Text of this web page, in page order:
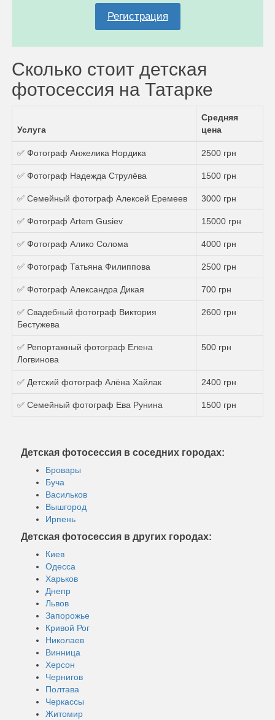
Регистрация
Сколько стоит детская
фотосессия на Татарке
Услуга
Средняя
цена
✅ Фотограф Анжелика Нордика 2500 грн
✅ Фотограф Надежда Струлёва 1500 грн
✅ Семейный фотограф Алексей Еремеев 3000 грн
✅ Фотограф Artem Gusiev 15000 грн
✅ Фотограф Алико Солома 4000 грн
✅ Фотограф Татьяна Филиппова 2500 грн
✅ Фотограф Александра Дикая 700 грн
✅ Свадебный фотограф Виктория
Бестужева
2600 грн
✅ Репортажный фотограф Елена
Логвинова
500 грн
✅ Детский фотограф Алёна Хайлак 2400 грн
✅ Семейный фотограф Ева Рунина 1500 грн
Детская фотосессия в соседних городах:
Бровары
Буча
Васильков
Вышгород
Ирпень
Детская фотосессия в других городах:
Киев
Одесса
Харьков
Днепр
Львов
Запорожье
Кривой Рог
Николаев
Винница
Херсон
Чернигов
Полтава
Черкассы
Житомир